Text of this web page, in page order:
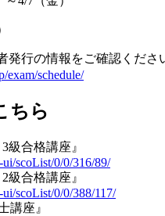
発行の情報をご確認くださ
exam/schedule/
ちら
級合格講座』
scoList/0/0/316/89/
級合格講座』
scoList/0/0/388/117/
講座』